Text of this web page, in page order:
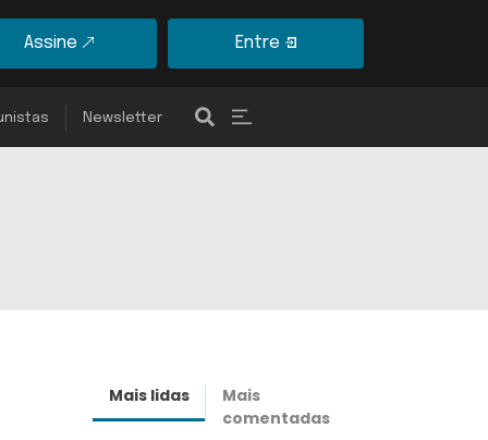
Assine Entre
Newsletter
Mais lidas
Mais
comentadas